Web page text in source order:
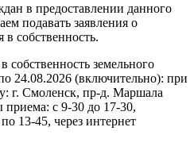
в предоставлении данного
подавать заявления о
собственность.
собственность земельного
24.08.2026 (включительно): при
г. Смоленск, пр-д. Маршала
приема: с 9-30 до 17-30,
13-45, через интернет